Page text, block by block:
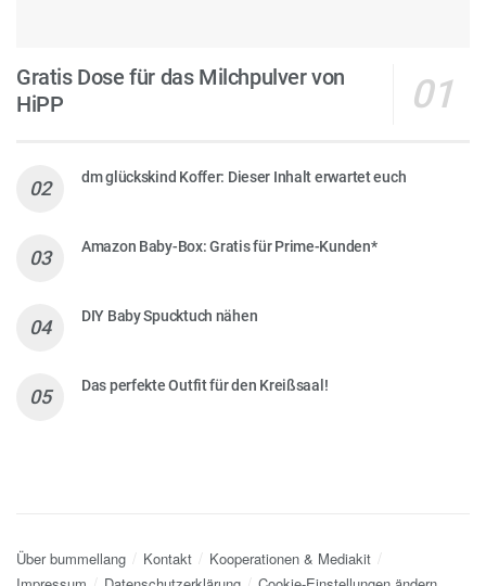
Gratis Dose für das Milchpulver von
HiPP
dm glückskind Koffer: Dieser Inhalt erwartet euch
Amazon Baby-Box: Gratis für Prime-Kunden*
DIY Baby Spucktuch nähen
Das perfekte Outfit für den Kreißsaal!
Über bummellang Kontakt
Kooperationen & Mediakit